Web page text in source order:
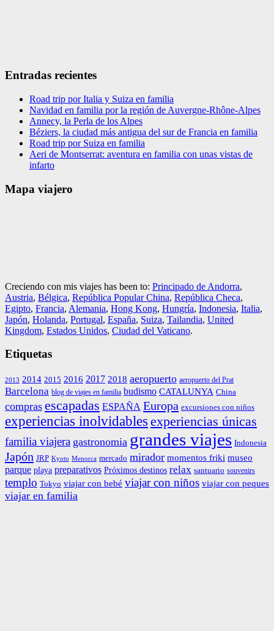
Entradas recientes
Road trip por Italia y Suiza en familia
Navidad en familia por la región de Auvergne-Rhône-Alpes
Annecy, la Perla de los Alpes
Béziers, la ciudad más antigua del sur de Francia en familia
Road trip por Suiza en familia
Aeri de Montserrat: aventura en familia con unas vistas de
infarto
Mapa viajero
Creciendo con mis viajes has been to: Principado de Andorra,
Austria, Bélgica, República Popular China, República Checa,
Egipto, Francia, Alemania, Hong Kong, Hungría, Indonesia, Italia,
Japón, Holanda, Portugal, España, Suiza, Tailandia, United
Kingdom, Estados Unidos, Ciudad del Vaticano.
Etiquetas
2013 2014 2015 2016 2017 2018 aeropuerto aeropuerto del Prat
Barcelona blog de viajes en familia budismo CATALUNYA China
compras escapadas ESPAÑA Europa excursiones con niños
experiencias inolvidables experiencias únicas
familia viajera gastronomia grandes viajes Indonesia
Japón JRP Kyoto Menorca mercado mirador momentos friki museo
parque playa preparativos Próximos destinos relax santuario souvenirs
templo Tokyo viajar con bebé viajar con niños viajar con peques
viajar en familia